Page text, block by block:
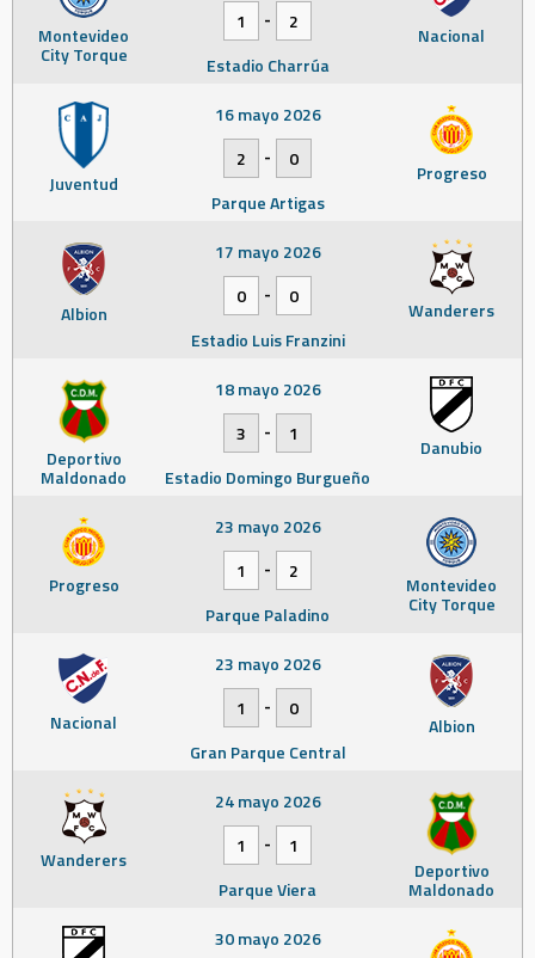
Montevideo
City Torque
Nacional
1
-
2
Estadio Charrúa
Juventud Progreso
16 mayo 2026
2
-
0
Parque Artigas
Albion Wanderers
17 mayo 2026
0
-
0
Estadio Luis Franzini
Deportivo
Maldonado
Danubio
18 mayo 2026
3
-
1
Estadio Domingo Burgueño
Progreso Montevideo
City Torque
23 mayo 2026
1
-
2
Parque Paladino
Nacional Albion
23 mayo 2026
1
-
0
Gran Parque Central
Wanderers Deportivo
Maldonado
24 mayo 2026
1
-
1
Parque Viera
30 mayo 2026